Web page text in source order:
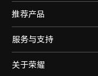
推荐产品
服务与支持
关于荣耀